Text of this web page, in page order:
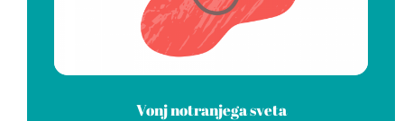
Vonj notranjega sveta